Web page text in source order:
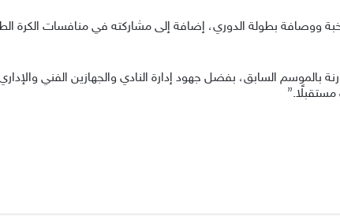
ووصافة بطولة الدوري، إضافة إلى مشاركته في منافسات الكرة
بالموسم السابق، بفضل جهود إدارة النادي والجهازين الفني
مستقبلًا.”